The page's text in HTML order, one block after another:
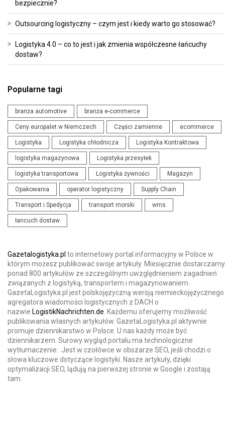
bezpiecznie?
Outsourcing logistyczny – czym jest i kiedy warto go stosować?
Logistyka 4.0 – co to jest i jak zmienia współczesne łańcuchy
dostaw?
Popularne tagi
branża automotive branża e-commerce
Ceny europalet w Niemczech Części zamienne ecommerce
Logistyka Logistyka chłodnicza Logistyka Kontraktowa
logistyka magazynowa Logistyka przesyłek
logistyka transportowa Logistyka żywności Magazyn
Opakowania operator logistyczny Supply Chain
Transport i Spedycja transport morski wms
łancuch dostaw
Gazetalogistyka.pl to internetowy portal informacyjny w Polsce w
którym możesz publikować swoje artykuły. Miesięcznie dostarczamy
ponad 800 artykułów ze szczególnym uwzględnieniem zagadnień
związanych z logistyką, transportem i magazynowaniem.
GazetaLogistyka.pl jest polskojęzyczną wersją niemieckojęzycznego
agregatora wiadomości logistycznych z DACH o
nazwie LogistikNachrichten.de. Każdemu oferujemy możliwość
publikowania własnych artykułów. GazetaLogistyka.pl aktywnie
promuje dziennikarstwo w Polsce. U nas każdy może być
dziennikarzem. Surowy wygląd portalu ma technologiczne
wytłumaczenie. Jest w czołówce w obszarze SEO, jeśli chodzi o
słowa kluczowe dotyczące logistyki. Nasze artykuły, dzięki
optymalizacji SEO, lądują na pierwszej stronie w Google i zostają
tam.